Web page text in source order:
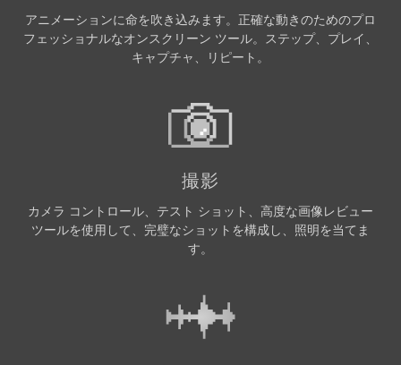
アニメーションに命を吹き込みます。正確な動きのためのプロ
フェッショナルなオンスクリーン ツール。ステップ、プレイ、
キャプチャ、リピート。
撮影
カメラ コントロール、テスト ショット、高度な画像レビュー
ツールを使用して、完璧なショットを構成し、照明を当てま
す。